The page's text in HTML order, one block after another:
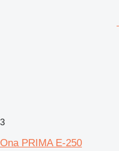
3
Ona PRIMA E-250